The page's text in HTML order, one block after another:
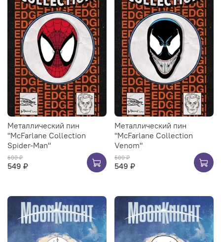
Металлический пин
"McFarlane Collection
Spider-Man"
600 ₽
549 ₽
Металлический пин
"McFarlane Collection
Venom"
600 ₽
549 ₽